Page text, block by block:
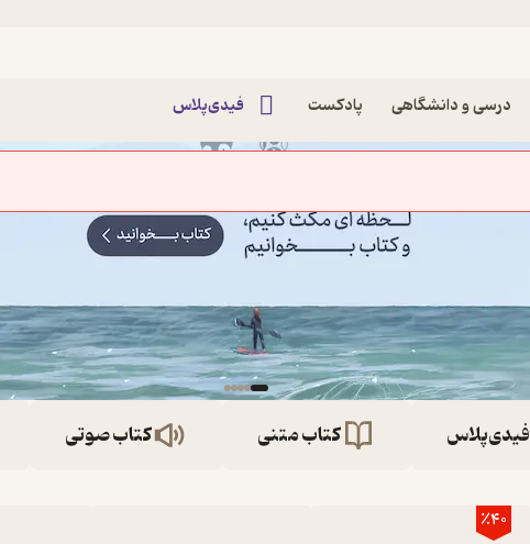
درسی و دانشگاهی پادکست فیدی‌پلاس
فیدی‌پلاس کتاب متنی کتاب صوتی
٪40